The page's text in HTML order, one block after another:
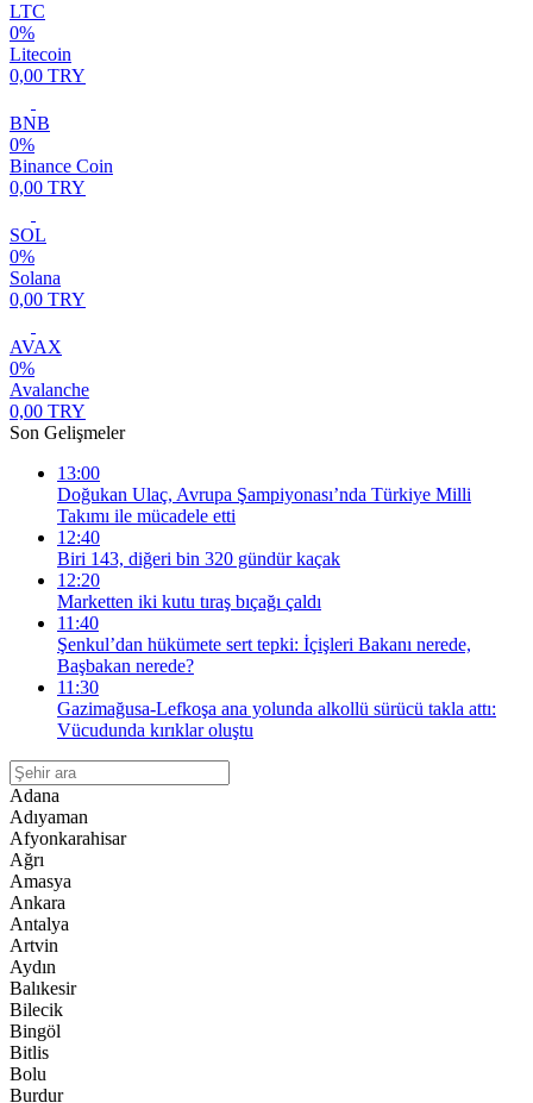
LTC
0%
Litecoin
0,00 TRY
BNB
0%
Binance Coin
0,00 TRY
SOL
0%
Solana
0,00 TRY
AVAX
0%
Avalanche
0,00 TRY
Son Gelişmeler
13:00
Doğukan Ulaç, Avrupa Şampiyonası’nda Türkiye Milli
Takımı ile mücadele etti
12:40
Biri 143, diğeri bin 320 gündür kaçak
12:20
Marketten iki kutu tıraş bıçağı çaldı
11:40
Şenkul’dan hükümete sert tepki: İçişleri Bakanı nerede,
Başbakan nerede?
11:30
Gazimağusa-Lefkoşa ana yolunda alkollü sürücü takla attı:
Vücudunda kırıklar oluştu
Adana
Adıyaman
Afyonkarahisar
Ağrı
Amasya
Ankara
Antalya
Artvin
Aydın
Balıkesir
Bilecik
Bingöl
Bitlis
Bolu
Burdur